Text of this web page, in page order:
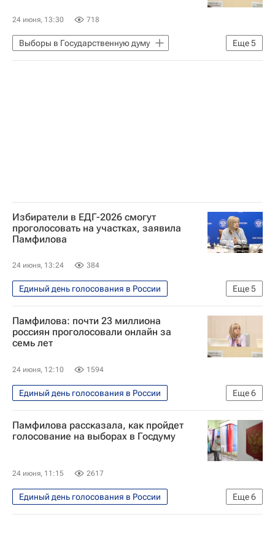
24 июня, 13:30 718
Еще5
Выборы в Государственную думу
Политика
Россия
Избиратели в ЕДГ-2026 смогут
проголосовать на участках, заявила
Памфилова
24 июня, 13:24 384
Еще5
Единый день голосования в России
Политика
Россия
Элла Памфилова
Владимир Путин
Госдума РФ
Памфилова: почти 23 миллиона
россиян проголосовали онлайн за
семь лет
24 июня, 12:10 1594
Еще6
Единый день голосования в России
Политика
Россия
Элла Памфилова
Владимир Путин
Московская городская дума
Памфилова рассказала, как пройдет
голосование на выборах в Госдуму
24 июня, 11:15 2617
Еще6
Единый день голосования в России
Россия
Элла Памфилова